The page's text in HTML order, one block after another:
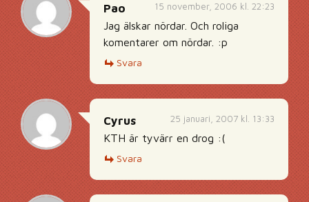
15 november, 2006 kl. 22:23
Pao
Jag älskar nördar. Och roliga
komentarer om nördar. :p
Svara
25 januari, 2007 kl. 13:33
Cyrus
KTH är tyvärr en drog :(
Svara